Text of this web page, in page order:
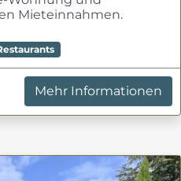
Mieteinnahmen.
Mehr Informationen